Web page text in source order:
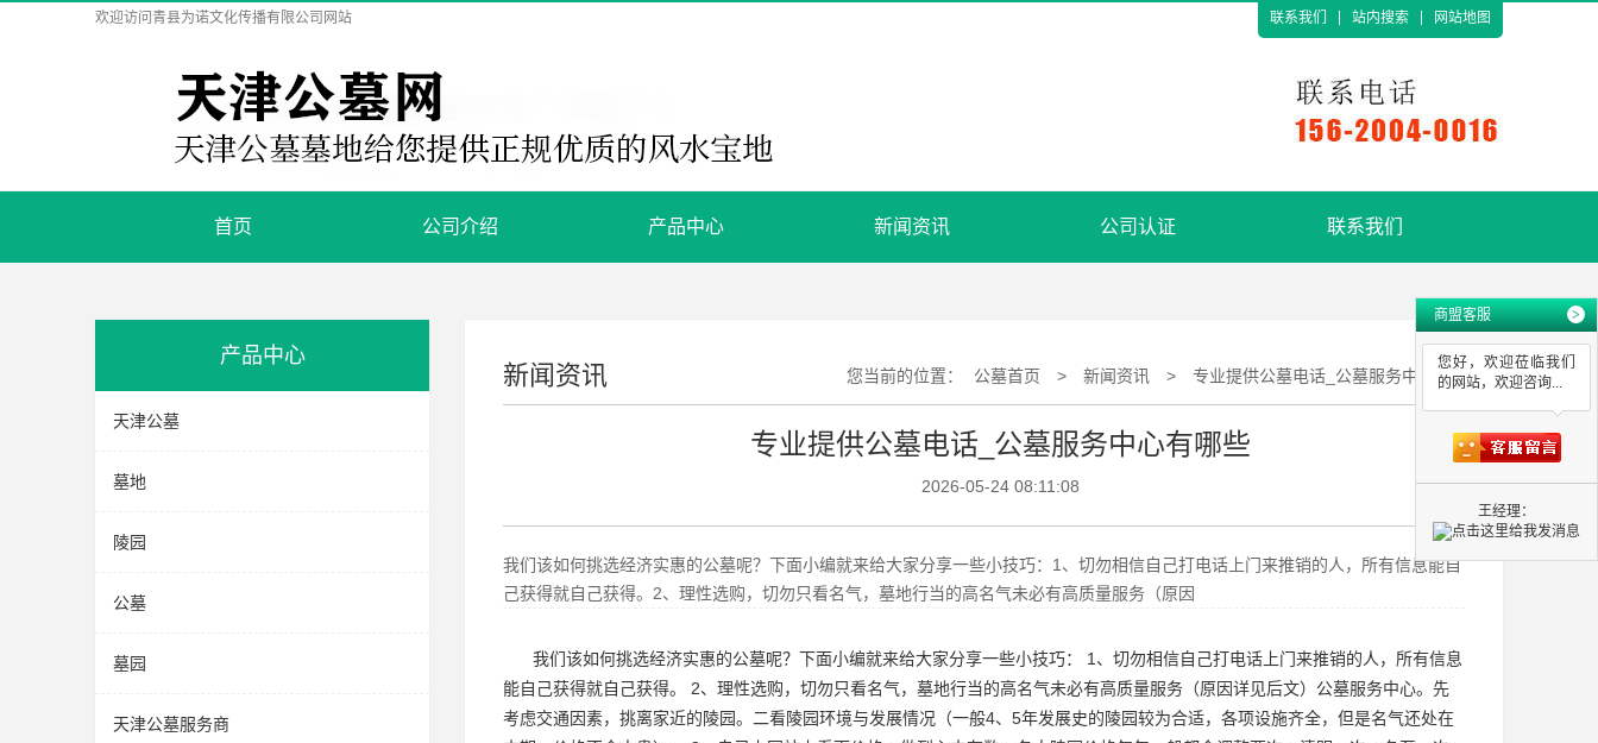
欢迎访问 青县为诺文化传播有限公司 网站 联系我们 站内搜索 网站地图
首页 公司介绍 产品中心 新闻资讯 公司认证 联系我们
产品中心
天津公墓
墓地
陵园
公墓
墓园
天津公墓服务商
新闻资讯 您当前的位置： 公墓首页 > 新闻资讯 > 专业提供公墓电话_公墓服务中心有哪些
专业提供公墓电话_公墓服务中心有哪些
2026-05-24 08:11:08
我们该如何挑选经济实惠的公墓呢？下面小编就来给大家分享一些小技巧：1、切勿相信自己打电话上门来推销的人，所有信息能自
己获得就自己获得。2、理性选购，切勿只看名气，墓地行当的高名气未必有高质量服务（原因
我们该如何挑选经济实惠的公墓呢？下面小编就来给大家分享一些小技巧： 1、切勿相信自己打电话上门来推销的人，所有信息
能自己获得就自己获得。 2、理性选购，切勿只看名气，墓地行当的高名气未必有高质量服务（原因详见后文） 公墓服务中心。先
考虑交通因素，挑离家近的陵园。二看陵园环境与发展情况（一般4、5年发展史的陵园较为合适，各项设施齐全，但是名气还处在
商盟客服 >
您好，欢迎莅临我们
的网站，欢迎咨询...
王经理：